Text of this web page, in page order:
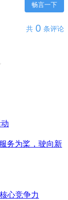
畅言一下
共 0 条评论
务为桨，驶向新
心竞争力